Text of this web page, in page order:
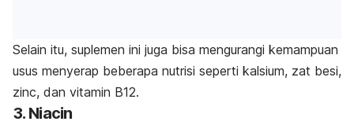
Selain itu, suplemen ini juga bisa mengurangi kemampuan
usus menyerap beberapa nutrisi seperti kalsium, zat besi,
zinc, dan vitamin B12.
3. Niacin